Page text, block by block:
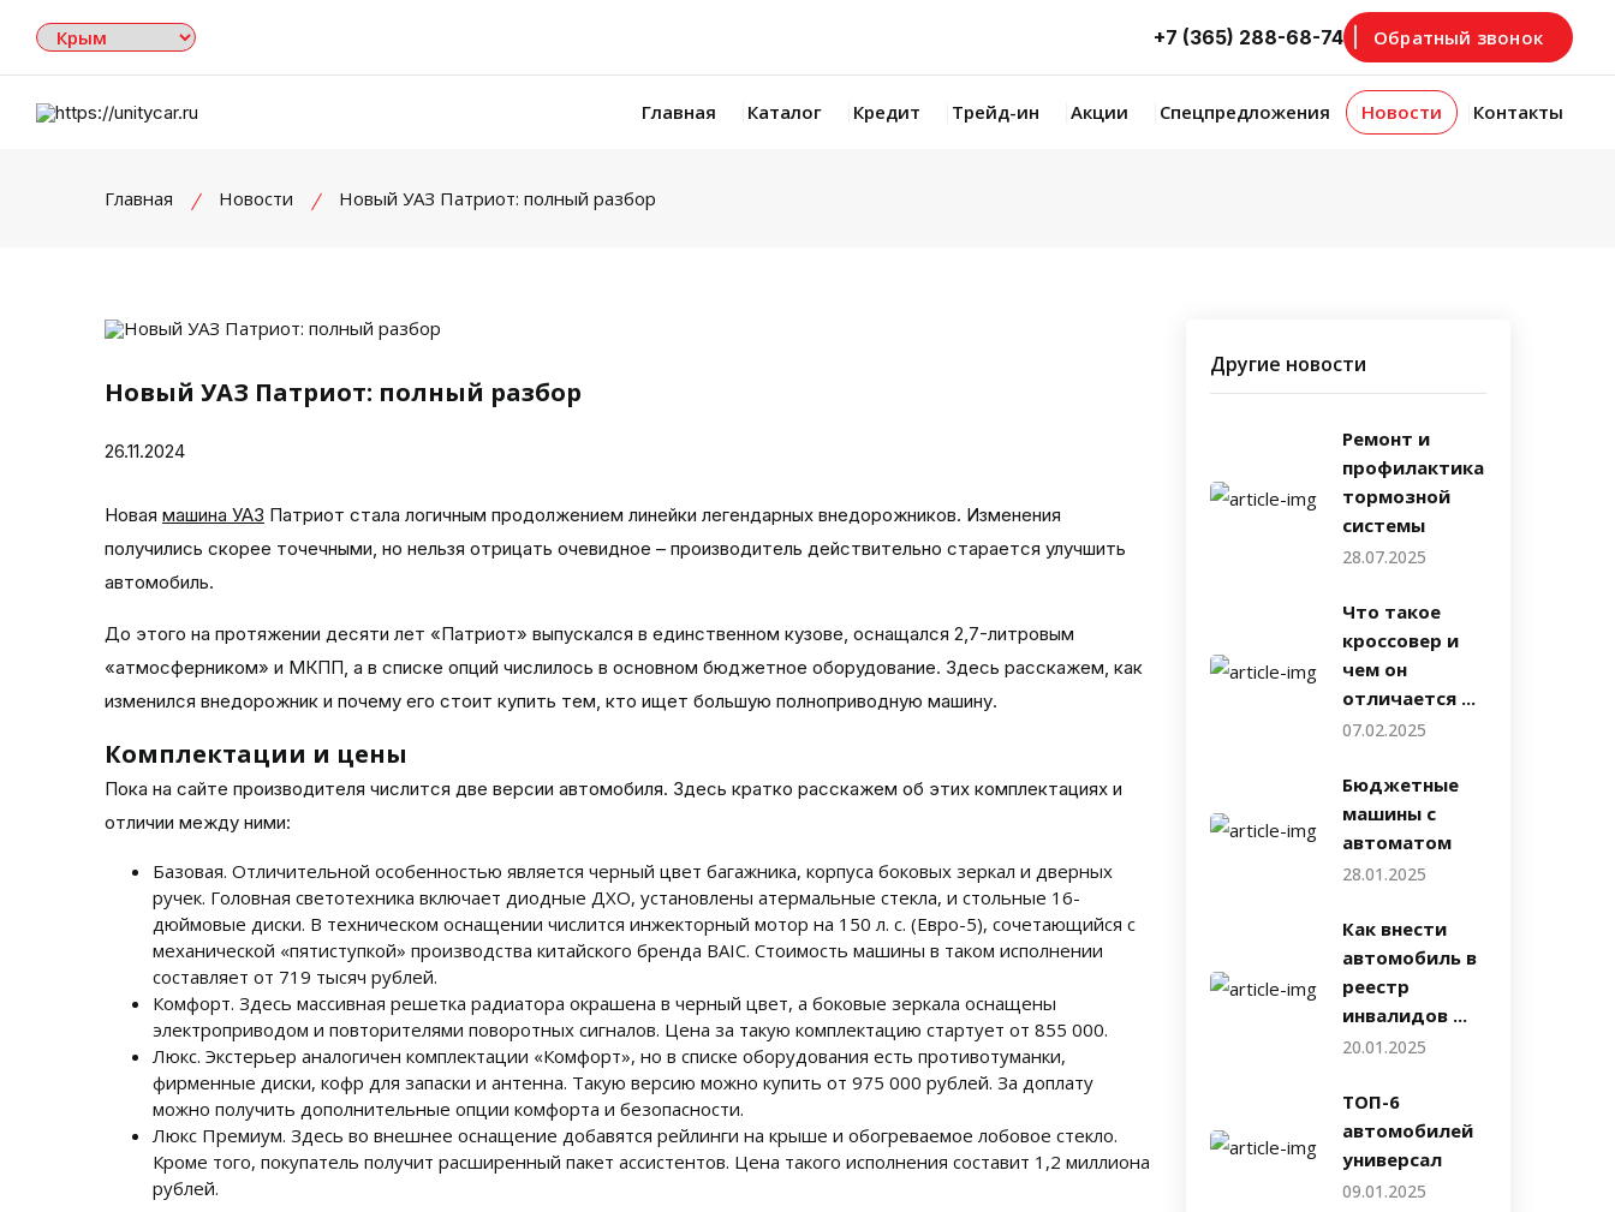
+7 (365) 288-68-74 Обратный звонок
Главная Каталог Кредит Трейд-ин Акции Спецпредложения Новости Контакты
Главная Новости Новый УАЗ Патриот: полный разбор
Новый УАЗ Патриот: полный разбор
26.11.2024
Новая машина УАЗ Патриот стала логичным продолжением линейки легендарных внедорожников. Изменения
получились скорее точечными, но нельзя отрицать очевидное – производитель действительно старается улучшить
автомобиль.
До этого на протяжении десяти лет «Патриот» выпускался в единственном кузове, оснащался 2,7-литровым
«атмосферником» и МКПП, а в списке опций числилось в основном бюджетное оборудование. Здесь расскажем, как
изменился внедорожник и почему его стоит купить тем, кто ищет большую полноприводную машину.
Комплектации и цены
Пока на сайте производителя числится две версии автомобиля. Здесь кратко расскажем об этих комплектациях и
отличии между ними:
Базовая. Отличительной особенностью является черный цвет багажника, корпуса боковых зеркал и дверных
ручек. Головная светотехника включает диодные ДХО, установлены атермальные стекла, и стольные 16-
дюймовые диски. В техническом оснащении числится инжекторный мотор на 150 л. с. (Евро-5), сочетающийся с
механической «пятиступкой» производства китайского бренда BAIC. Стоимость машины в таком исполнении
составляет от 719 тысяч рублей.
Комфорт. Здесь массивная решетка радиатора окрашена в черный цвет, а боковые зеркала оснащены
электроприводом и повторителями поворотных сигналов. Цена за такую комплектацию стартует от 855 000.
Люкс. Экстерьер аналогичен комплектации «Комфорт», но в списке оборудования есть противотуманки,
фирменные диски, кофр для запаски и антенна. Такую версию можно купить от 975 000 рублей. За доплату
можно получить дополнительные опции комфорта и безопасности.
Люкс Премиум. Здесь во внешнее оснащение добавятся рейлинги на крыше и обогреваемое лобовое стекло.
Кроме того, покупатель получит расширенный пакет ассистентов. Цена такого исполнения составит 1,2 миллиона
рублей.
Другие новости
Ремонт и
профилактика
тормозной
системы
28.07.2025
Что такое
кроссовер и
чем он
отличается ...
07.02.2025
Бюджетные
машины с
автоматом
28.01.2025
Как внести
автомобиль в
реестр
инвалидов ...
20.01.2025
ТОП-6
автомобилей
универсал
09.01.2025